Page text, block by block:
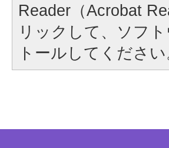
Reader（Acrobat
リックして、ソフ
トールしてください